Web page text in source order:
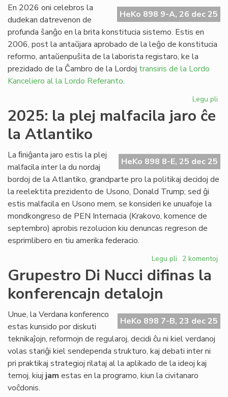
la
HeKo 898 9-A, 26 dec 25
En 2026 oni celebros la
dudekan datrevenon de
profunda ŝanĝo en la brita konstitucia sistemo. Estis en
2006, post la antaŭjara aprobado de la leĝo de konstitucia
reformo, antaŭenpuŝita de la laborista registaro, ke la
prezidado de la Ĉambro de la Lordoj transiris de la Lordo
Kanceliero al la Lordo Referanto.
Legu pli
la
2025: la plej malfacila jaro ĉe
la Atlantiko
HeKo 898 8-E, 25 dec 25
La ﬁniĝanta jaro estis la plej
malfacila inter la du nordaj
bordoj de la Atlantiko, grandparte pro la politikaj decidoj de
la reelektita prezidento de Usono, Donald Trump; sed ĝi
estis malfacila en Usono mem, se konsideri ke unuafoje la
mondkongreso de PEN Internacia (Krakovo, komence de
septembro) aprobis rezolucion kiu denuncas regreson de
esprimlibero en tiu amerika federacio.
Legu pli pri
la
jaro
ĉe
la
Atlantiko
2 komentoj
Grupestro Di Nucci difinas la
konferencajn detalojn
HeKo 898 7-B, 23 dec 25
Unue, la Verdana konferenco
estas kunsido por diskuti
teknikaĵojn, reformojn de regularoj, decidi ĉu ni kiel verdanoj
volas stariĝi kiel sendependa strukturo, kaj debati inter ni
pri praktikaj strategioj rilataj al la aplikado de la ideoj kaj
temoj, kiuj jam estas en la programo, kiun la civitanaro
voĉdonis.